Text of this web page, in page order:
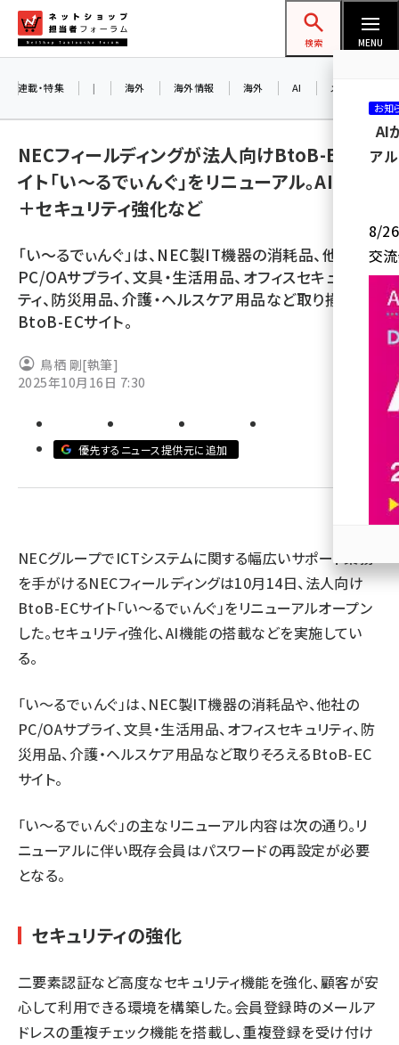
ン
ネットショップ担当者フォーラム
検索 MENU
amazon (2260)
楽天 (1878)
ecbeing (1213)
アスクル (1126)
base (1085)
revico (746)
連載・特集 | 海外 海外情報 海外 AI メタバース
NECフィールディングが法人向けBtoB-ECサ
イト「い～るでぃんぐ」をリニューアル。AI搭載
＋セキュリティ強化など
「い～るでぃんぐ」は、NEC製IT機器の消耗品、他社の
PC/OAサプライ、文具・生活用品、オフィスセキュリ
ティ、防災用品、介護・ヘルスケア用品など取り揃える
BtoB-ECサイト。
鳥栖 剛[執筆]
2025年10月16日 7:30
優先するニュース提供元に追加
NECグループでICTシステムに関する幅広いサポート業務
を手がけるNECフィールディングは10月14日、法人向け
BtoB-ECサイト「い～るでぃんぐ」をリニューアルオープン
した。セキュリティ強化、AI機能の搭載などを実施してい
る。
「い～るでぃんぐ」は、NEC製IT機器の消耗品や、他社の
PC/OAサプライ、文具・生活用品、オフィスセキュリティ、防
災用品、介護・ヘルスケア用品など取りそろえるBtoB-EC
サイト。
「い～るでぃんぐ」の主なリニューアル内容は次の通り。リ
ニューアルに伴い既存会員はパスワードの再設定が必要
となる。
セキュリティの強化
二要素認証など高度なセキュリティ機能を強化、顧客が安
心して利用できる環境を構築した。会員登録時のメールア
ドレスの重複チェック機能を搭載し、重複登録を受け付け
お知
AI
ア
8/26
交
参